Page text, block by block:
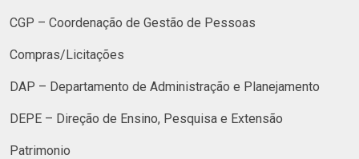
CGP – Coordenação de Gestão de Pessoas
Compras/Licitações
DAP – Departamento de Administração e Planejamento
DEPE – Direção de Ensino, Pesquisa e Extensão
Patrimonio